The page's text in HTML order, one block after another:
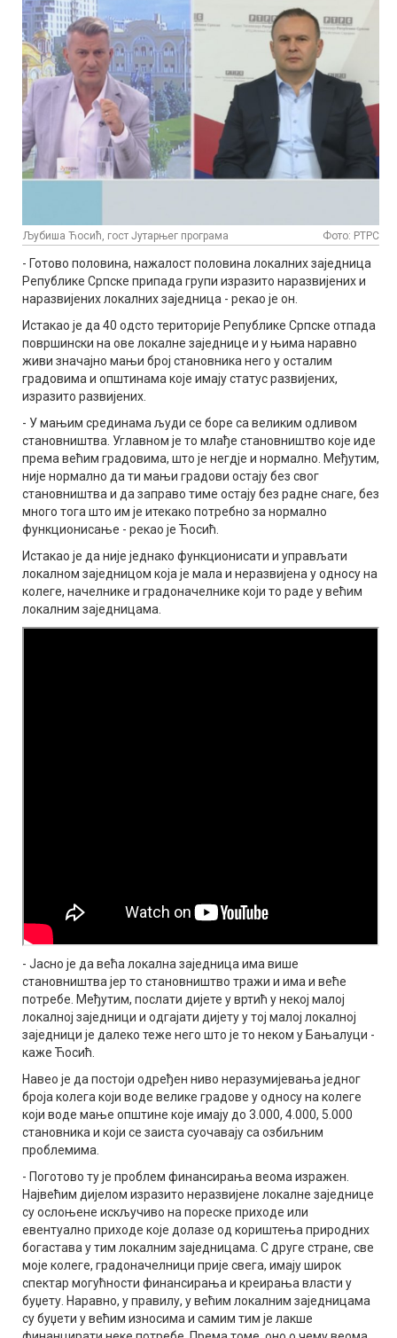
Љубиша Ћосић, гост Јутарњег програма Фото: РТРС
- Готово половина, нажалост половина локалних заједница
Републике Српске припада групи изразито наразвијених и
наразвијених локалних заједница - рекао је он.
Истакао је да 40 одсто територије Републике Српске отпада
површински на ове локалне заједнице и у њима наравно
живи значајно мањи број становника него у осталим
градовима и општинама које имају статус развијених,
изразито развијених.
- У мањим срединама људи се боре са великим одливом
становништва. Углавном је то млађе становништво које иде
према већим градовима, што је негдје и нормално. Међутим,
није нормално да ти мањи градови остају без свог
становништва и да заправо тиме остају без радне снаге, без
много тога што им је итекако потребно за нормално
функционисање - рекао је Ћосић.
Истакао је да није једнако функционисати и управљати
локалном заједницом која је мала и неразвијена у односу на
колеге, начелнике и градоначелнике који то раде у већим
локалним заједницама.
- Јасно је да већа локална заједница има више
становништва јер то становништво тражи и има и веће
потребе. Међутим, послати дијете у вртић у некој малој
локалној заједници и одгајати дијету у тој малој локалној
заједници је далеко теже него што је то неком у Бањалуци -
каже Ћосић.
Навео је да постоји одређен ниво неразумијевања једног
броја колега који воде велике градове у односу на колеге
који воде мање општине које имају до 3.000, 4.000, 5.000
становника и који се заиста суочавају са озбиљним
проблемима.
- Поготово ту је проблем финансирања веома изражен.
Највећим дијелом изразито неразвијене локалне заједнице
су ослоњене искључиво на пореске приходе или
евентуално приходе које долазе од кориштења природних
богастава у тим локалним заједницама. С друге стране, све
моје колеге, градоначелници прије свега, имају широк
спектар могућности финансирања и креирања власти у
буџету. Наравно, у правилу, у већим локалним заједницама
су буџети у већим износима и самим тим је лакше